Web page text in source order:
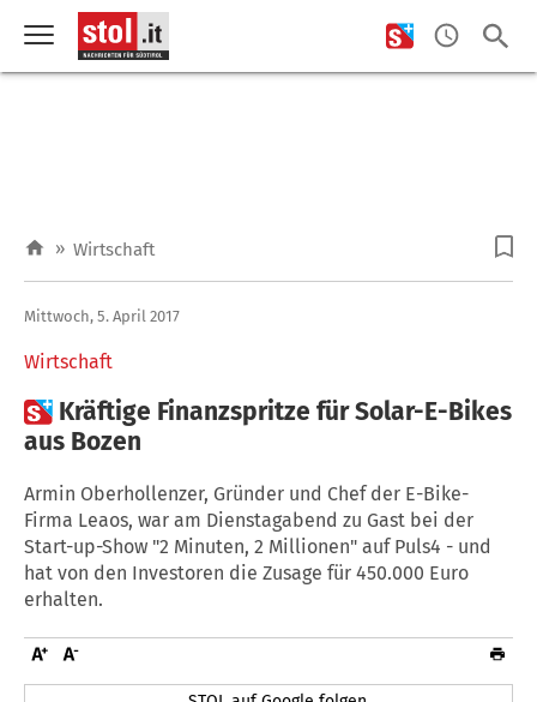
» Wirtschaft
Wirtschaft
Mittwoch, 5. April 2017
 Kräftige Finanzspritze für Solar-E-Bikes
aus Bozen
Armin Oberhollenzer, Gründer und Chef der E-Bike-
Firma Leaos, war am Dienstagabend zu Gast bei der
Start-up-Show "2 Minuten, 2 Millionen" auf Puls4 - und
hat von den Investoren die Zusage für 450.000 Euro
erhalten.